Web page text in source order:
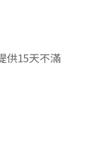
供15天不滿